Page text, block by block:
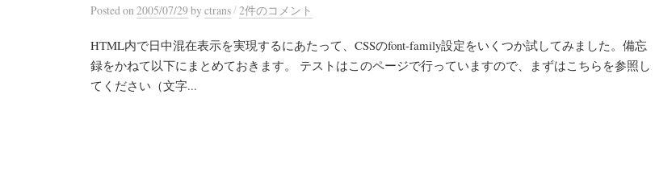
Postedon 2005/07/29by ctrans/2件のコメント
HTML内で日中混在表示を実現するにあたって、CSSのfont-family設定をいくつか試してみました。備忘
録をかねて以下にまとめておきます。 テストはこのページで行っていますので、まずはこちらを参照し
てください（文字...